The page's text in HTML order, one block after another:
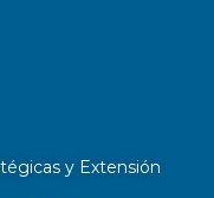
y Extensión